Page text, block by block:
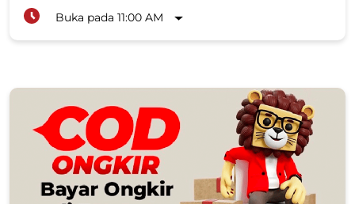
Buka pada 11:00 AM